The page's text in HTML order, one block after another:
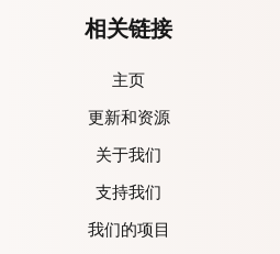
相关链接
主页
更新和资源
关于我们
支持我们
我们的项目